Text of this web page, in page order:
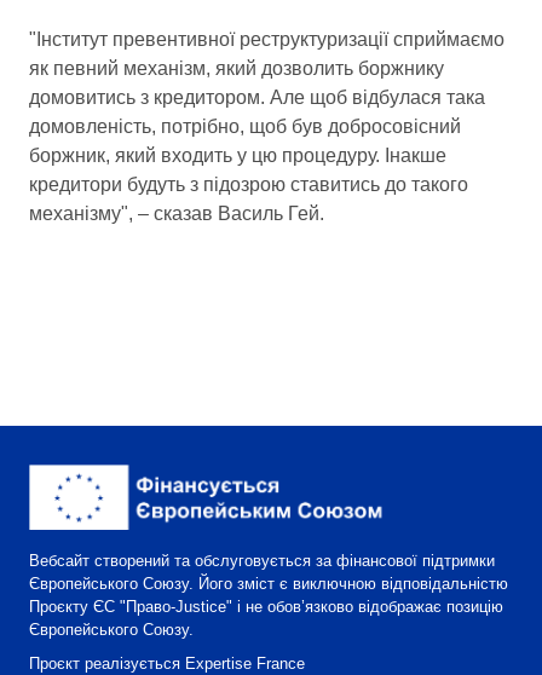
"Інститут превентивної реструктуризації сприймаємо
як певний механізм, який дозволить боржнику
домовитись з кредитором. Але щоб відбулася така
домовленість, потрібно, щоб був добросовісний
боржник, який входить у цю процедуру. Інакше
кредитори будуть з підозрою ставитись до такого
механізму", – сказав Василь Гей.
Вебсайт створений та обслуговується за фінансової підтримки
Європейського Союзу. Його зміст є виключною відповідальністю
Проєкту ЄС "Право-Justice" і не обов’язково відображає позицію
Європейського Союзу.
Проєкт реалізується Expertise France